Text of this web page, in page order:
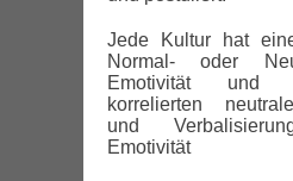
Jede Kultur hat
Normal- oder
Emotivität und
korrelierten
und
Emotivität